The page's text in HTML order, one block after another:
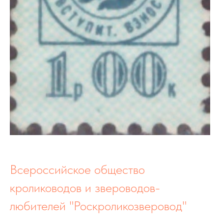
Всероссийское общество
кролиководов и звероводов-
любителей "Роскроликозверовод"